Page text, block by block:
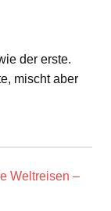
der erste.
mischt aber
Weltreisen –